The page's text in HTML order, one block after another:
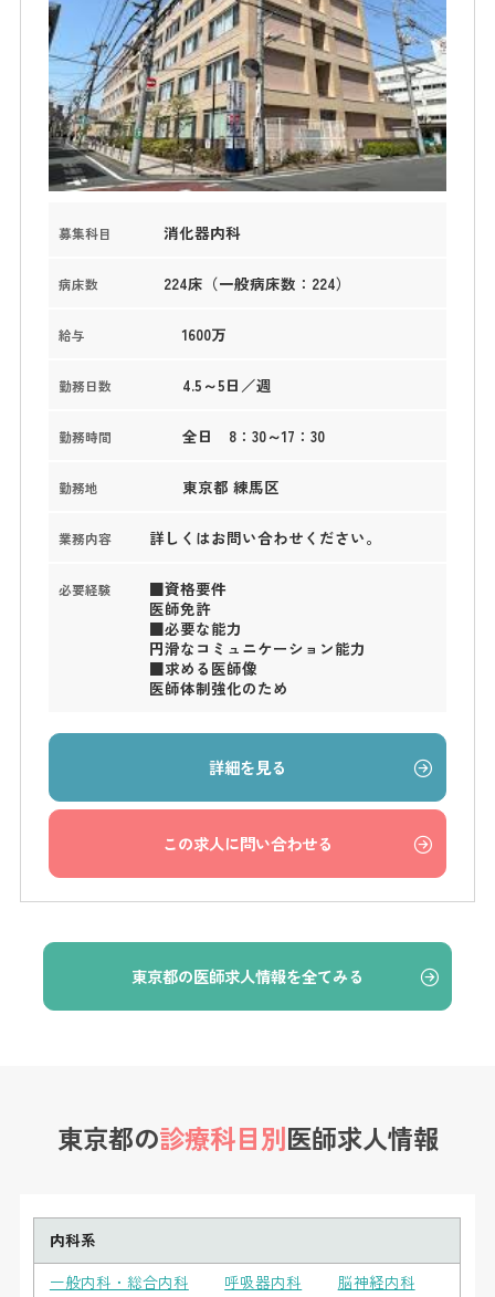
募集科目 消化器内科
病床数 224床（一般病床数：224）
給与 1600万
勤務日数 4.5～5日／週
勤務時間 全日 8：30～17：30
勤務地 東京都 練馬区
業務内容 詳しくはお問い合わせください。
必要経験
■資格要件
医師免許
■必要な能力
円滑なコミュニケーション能力
■求める医師像
医師体制強化のため
詳細を見る
この求人に問い合わせる
東京都の医師求人情報を全てみる
東京都の診療科目別医師求人情報
内科系
一般内科・総合内科
呼吸器内科
脳神経内科